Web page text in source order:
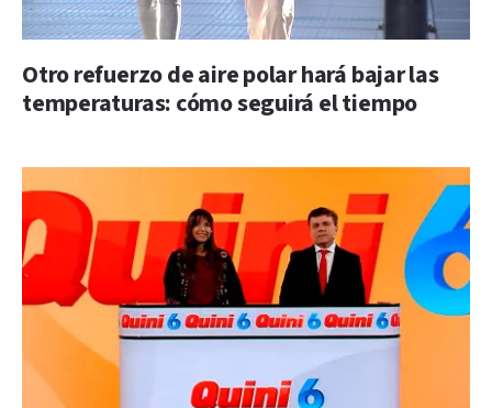
Otro refuerzo de aire polar hará bajar las
temperaturas: cómo seguirá el tiempo